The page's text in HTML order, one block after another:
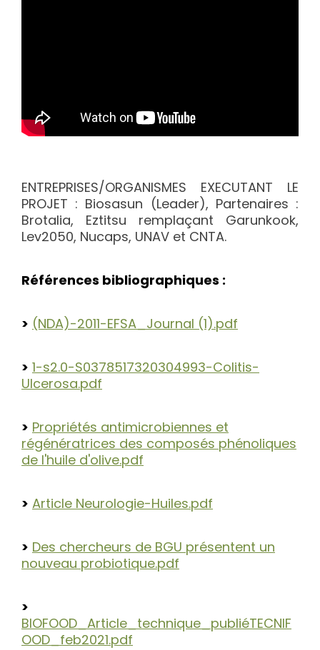
ENTREPRISES/ORGANISMES EXECUTANT LE
PROJET : Biosasun (Leader), Partenaires :
Brotalia, Eztitsu remplaçant Garunkook,
Lev2050, Nucaps, UNAV et CNTA.
Références bibliographiques :
> (NDA)-2011-EFSA_Journal (1).pdf
> 1-s2.0-S0378517320304993-Colitis-
Ulcerosa.pdf
> Propriétés antimicrobiennes et
régénératrices des composés phénoliques
de l'huile d'olive.pdf
> Article Neurologie-Huiles.pdf
> Des chercheurs de BGU présentent un
nouveau probiotique.pdf
>
BIOFOOD_Article_technique_publiéTECNIF
OOD_feb2021.pdf